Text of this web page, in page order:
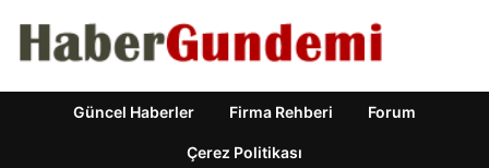
Güncel Haberler Firma Rehberi Forum
Çerez Politikası